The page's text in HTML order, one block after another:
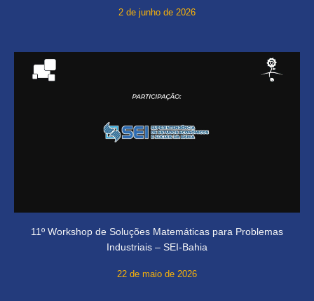
2 de junho de 2026
11º Workshop de Soluções Matemáticas para Problemas
Industriais – SEI-Bahia
22 de maio de 2026